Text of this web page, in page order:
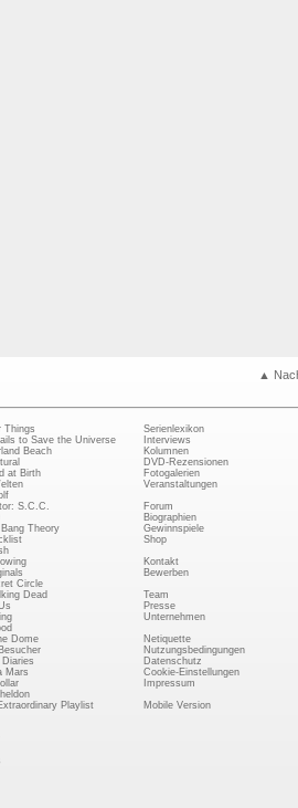
▲
Things
to Save the Universe
Beach
at Birth
S.C.C.
Theory
Circle
Dead
Dome
Diaries
Mars
Playlist
Serienlexikon
Interviews
Kolumnen
DVD-Rezensionen
Fotogalerien
Veranstaltungen
Forum
Biographien
Gewinnspiele
Shop
Kontakt
Bewerben
Team
Presse
Unternehmen
Netiquette
Nutzungsbedingungen
Datenschutz
Cookie-Einstellungen
Impressum
Mobile Version